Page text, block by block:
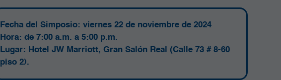
Fecha del Simposio: viernes 22 de noviembre de 2024
Hora: de 7:00 a.m. a 5:00 p.m.
Lugar: Hotel JW Marriott, Gran Salón Real (Calle 73 # 8-60
piso 2).